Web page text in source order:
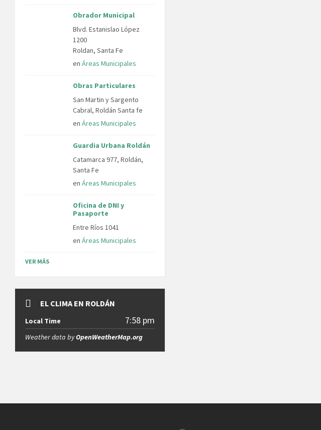
Obrador Municipal
Blvd. Estanislao López
1200
Roldan, Santa Fe
en Áreas Municipales
Obras Particulares
San Martin y Sargento
Cabral, Roldán Santa fe
en Áreas Municipales
Guardia Urbana Roldán
Catamarca 977, Roldán,
Santa Fe
en Áreas Municipales
Oficina de DNI y
Pasaporte
Entre Ríos 1041
en Áreas Municipales
VER MÁS
EL CLIMA EN ROLDÁN
Local Time 7:58 pm
Weather data byOpenWeatherMap.org